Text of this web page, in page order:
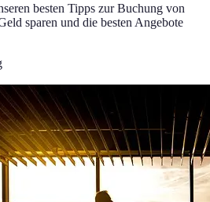
besten Tipps zur Buchung von
sparen und die besten Angebote